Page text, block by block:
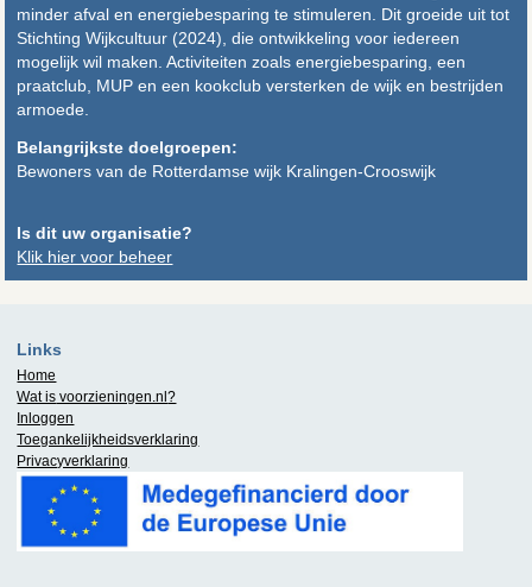
minder afval en energiebesparing te stimuleren. Dit groeide uit tot
Stichting Wijkcultuur (2024), die ontwikkeling voor iedereen
mogelijk wil maken. Activiteiten zoals energiebesparing, een
praatclub, MUP en een kookclub versterken de wijk en bestrijden
armoede.
Belangrijkste doelgroepen:
Bewoners van de Rotterdamse wijk Kralingen-Crooswijk
Is dit uw organisatie?
Klik hier voor beheer
Links
Home
Wat is voorzieningen.nl?
Inloggen
Toegankelijkheidsverklaring
Privacyverklaring